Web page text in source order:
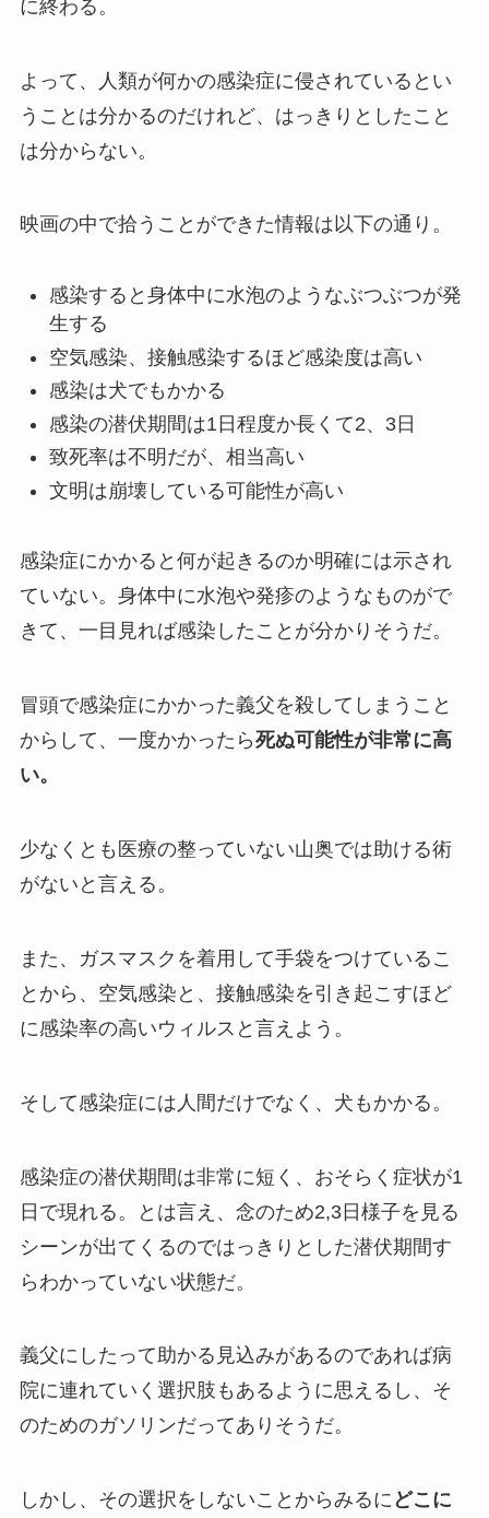
に終わる。
よって、人類が何かの感染症に侵されているとい
うことは分かるのだけれど、はっきりとしたこと
は分からない。
映画の中で拾うことができた情報は以下の通り。
感染すると身体中に水泡のようなぶつぶつが発
生する
空気感染、接触感染するほど感染度は高い
感染は犬でもかかる
感染の潜伏期間は1日程度か長くて2、3日
致死率は不明だが、相当高い
文明は崩壊している可能性が高い
感染症にかかると何が起きるのか明確には示され
ていない。身体中に水泡や発疹のようなものがで
きて、一目見れば感染したことが分かりそうだ。
冒頭で感染症にかかった義父を殺してしまうこと
からして、一度かかったら死ぬ可能性が非常に高
い。
少なくとも医療の整っていない山奥では助ける術
がないと言える。
また、ガスマスクを着用して手袋をつけているこ
とから、空気感染と、接触感染を引き起こすほど
に感染率の高いウィルスと言えよう。
そして感染症には人間だけでなく、犬もかかる。
感染症の潜伏期間は非常に短く、おそらく症状が1
日で現れる。とは言え、念のため2,3日様子を見る
シーンが出てくるのではっきりとした潜伏期間す
らわかっていない状態だ。
義父にしたって助かる見込みがあるのであれば病
院に連れていく選択肢もあるように思えるし、そ
のためのガソリンだってありそうだ。
しかし、その選択をしないことからみるに どこに